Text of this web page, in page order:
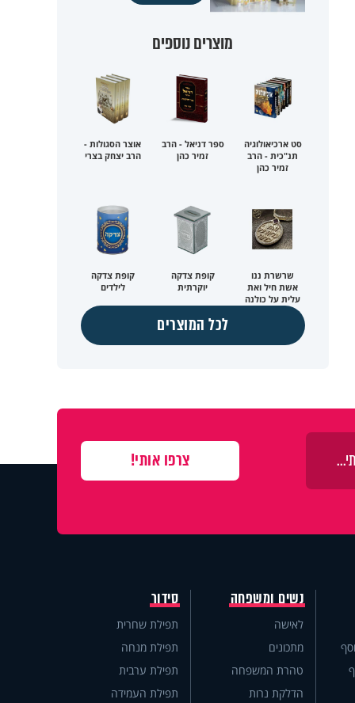
מוצרים נוספים
סט ארכיאולוגיה
תנ"כית - הרב
זמיר כהן
ספר דניאל - הרב
זמיר כהן
אוצר הסגולות -
הרב יצחק בצרי
שרשרת ננו
אשת חיל ואת
עלית על כולנה
קופת צדקה
יוקרתית
קופת צדקה
לילדים
לכל המוצרים
נשים ומשפחה
לאישה
מתכונים
טהרת המשפחה
הדלקת נרות
סידור
תפילת שחרית
תפילת מנחה
תפילת ערבית
תפילת העמידה